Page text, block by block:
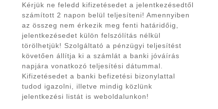
Kérjük ne feledd kifizetésedet a jelentkezésedtől
számított 2 napon belül teljesíteni! Amennyiben
az összeg nem érkezik meg fenti határidőig,
jelentkezésedet külön felszólítás nélkül
törölhetjük! Szolgáltató a pénzügyi teljesítést
követően állítja ki a számlát a banki jóváírás
napjára vonatkozó teljesítési dátummal.
Kifizetésedet a banki befizetési bizonylattal
tudod igazolni, illetve mindig közlünk
jelentkezési listát is weboldalunkon!